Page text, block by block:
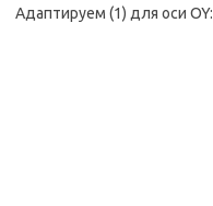
Адаптируем (1) для оси OY: